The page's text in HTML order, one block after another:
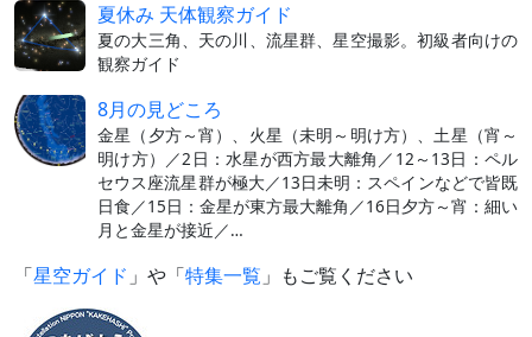
夏休み 天体観察ガイド
夏の大三角、天の川、流星群、星空撮影。初級者向けの
観察ガイド
8月の見どころ
金星（夕方～宵）、火星（未明～明け方）、土星（宵～
明け方）／2日：水星が西方最大離角／12～13日：ペル
セウス座流星群が極大／13日未明：スペインなどで皆既
日食／15日：金星が東方最大離角／16日夕方～宵：細い
月と金星が接近／…
「星空ガイド 」や「特集一覧 」もご覧ください